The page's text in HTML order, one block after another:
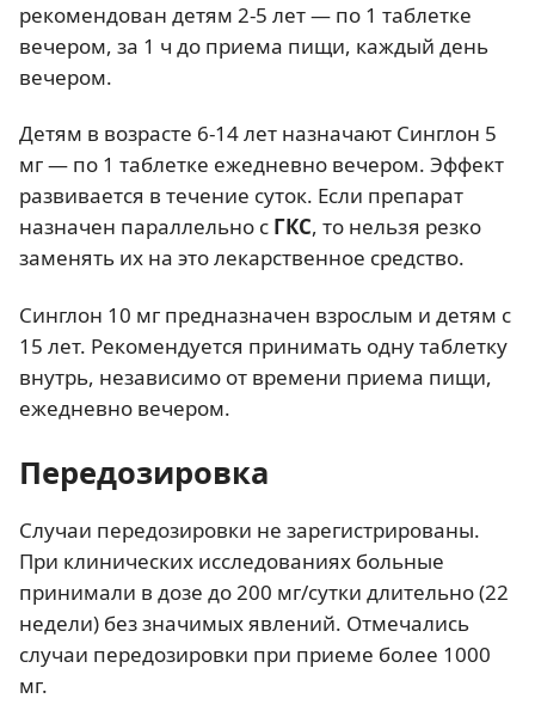
рекомендован детям 2-5 лет — по 1 таблетке
вечером, за 1 ч до приема пищи, каждый день
вечером.
Детям в возрасте 6-14 лет назначают Синглон 5
мг — по 1 таблетке ежедневно вечером. Эффект
развивается в течение суток. Если препарат
назначен параллельно с ГКС, то нельзя резко
заменять их на это лекарственное средство.
Синглон 10 мг предназначен взрослым и детям с
15 лет. Рекомендуется принимать одну таблетку
внутрь, независимо от времени приема пищи,
ежедневно вечером.
Передозировка
Случаи передозировки не зарегистрированы.
При клинических исследованиях больные
принимали в дозе до 200 мг/сутки длительно (22
недели) без значимых явлений. Отмечались
случаи передозировки при приеме более 1000
мг.